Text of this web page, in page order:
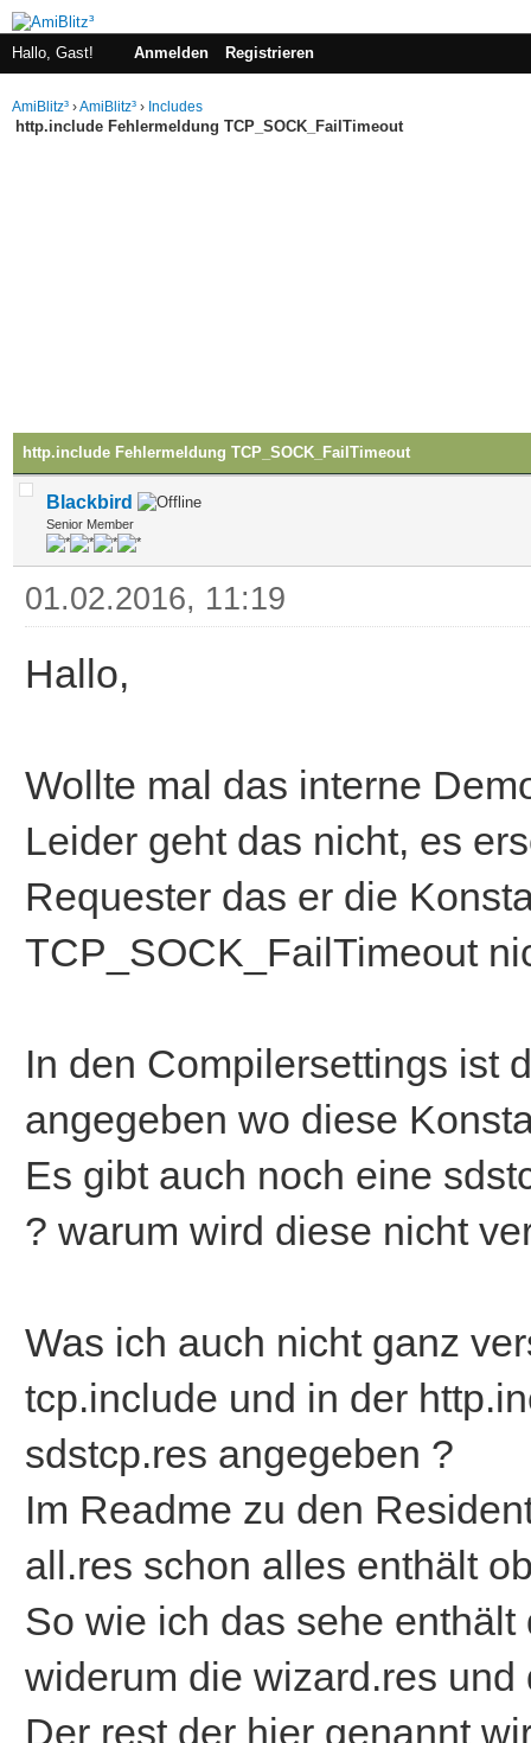
Hallo, Gast! Anmelden Registrieren
AmiBlitz³ ›AmiBlitz³ › Includes
http.include Fehlermeldung TCP_SOCK_FailTimeout
http.include Fehlermeldung TCP_SOCK_FailTimeout
Blackbird
Senior Member
01.02.2016, 11:19
Hallo,
Wollte mal das interne
Leider geht das nicht, es
Requester das er die
TCP_SOCK_FailTimeout
In den Compilersettings ist
angegeben wo diese
Es gibt auch noch eine
? warum wird diese nicht
Was ich auch nicht ganz
tcp.include und in der
sdstcp.res angegeben ?
Im Readme zu den
all.res schon alles enthält
So wie ich das sehe
widerum die wizard.res
Der rest der hier genannt